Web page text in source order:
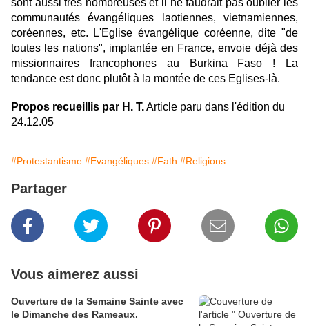
sont aussi très nombreuses et il ne faudrait pas oublier les
communautés évangéliques laotiennes, vietnamiennes,
coréennes, etc. L'Eglise évangélique coréenne, dite "de
toutes les nations", implantée en France, envoie déjà des
missionnaires francophones au Burkina Faso ! La
tendance est donc plutôt à la montée de ces Eglises-là.
Propos recueillis par H. T.Article paru dans l'édition du
24.12.05
#Protestantisme #Evangéliques #Fath #Religions
Partager
Vous aimerez aussi
Ouverture de la Semaine Sainte avec
le Dimanche des Rameaux.